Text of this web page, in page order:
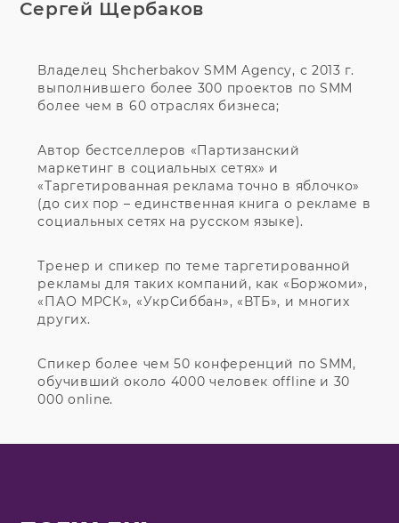
Сергей Щербаков
Владелец Shcherbakov SMM Agency, с 2013 г.
выполнившего более 300 проектов по SMM
более чем в 60 отраслях бизнеса;
Автор бестселлеров «Партизанский
маркетинг в социальных сетях» и
«Таргетированная реклама точно в яблочко»
(до сих пор – единственная книга о рекламе в
социальных сетях на русском языке).
Тренер и спикер по теме таргетированной
рекламы для таких компаний, как «Боржоми»,
«ПАО МРСК», «УкрСиббан», «ВТБ», и многих
других.
Спикер более чем 50 конференций по SMM,
обучивший около 4000 человек offline и 30
000 online.